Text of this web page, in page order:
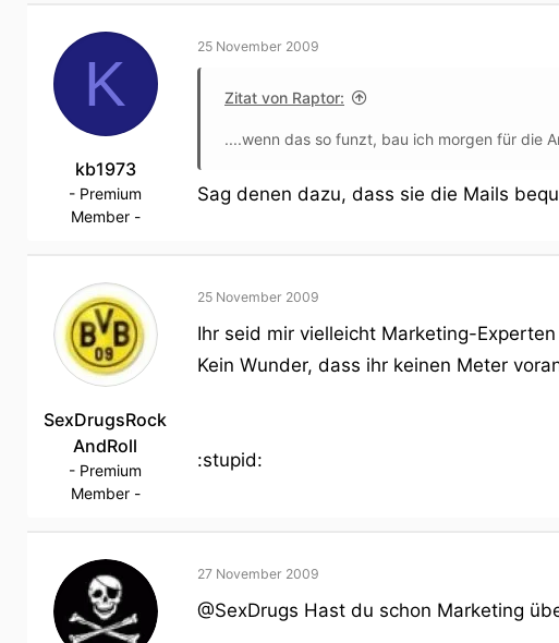
K
kb1973
- Premium
Member -
25 November 2009
Zitat von Raptor:
....wenn das so funzt, bau ich morgen für die
Sag denen dazu, dass sie die Mails
SexDrugsRock
AndRoll
- Premium
Member -
25 November 2009
Ihr seid mir vielleicht Marketing-Experten
Kein Wunder, dass ihr keinen Meter
:stupid:
27 November 2009
@SexDrugs Hast du schon Marketing